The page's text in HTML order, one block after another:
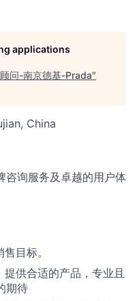
applications
问-南京德基-Prada"
China
咨询服务及卓越的用户体
目标。
供合适的产品，专业且
期待